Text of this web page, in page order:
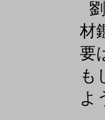
材
要
も
よ